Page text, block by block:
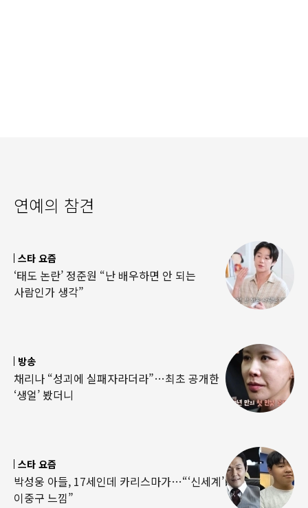
연예의 참견
스타 요즘
‘태도 논란’ 정준원 “난 배우하면 안 되는
사람인가 생각”
방송
채리나 “성괴에 실패자라더라”…최초 공개한
‘생얼’ 봤더니
스타 요즘
박성웅 아들, 17세인데 카리스마가…“‘신세계’
이중구 느낌”